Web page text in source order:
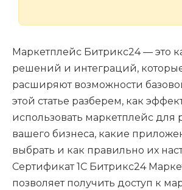
Маркетплейс Битрикс24 — это
решений и интеграций,
расширяют возможности
этой статье разберем, как
использовать маркетплейс для
вашего бизнеса, какие
выбрать и как правильно их
Сертификат 1С Битрикс24
позволяет получить доступ к